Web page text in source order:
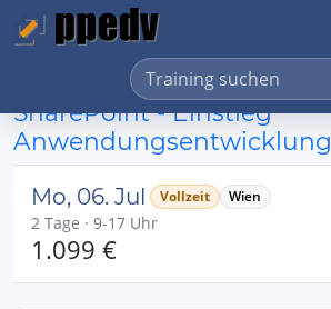
SharePoint - Einstieg
Anwendungsentwicklung
Mo, 06. Jul Vollzeit Wien
2 Tage · 9-17 Uhr
1.099 €